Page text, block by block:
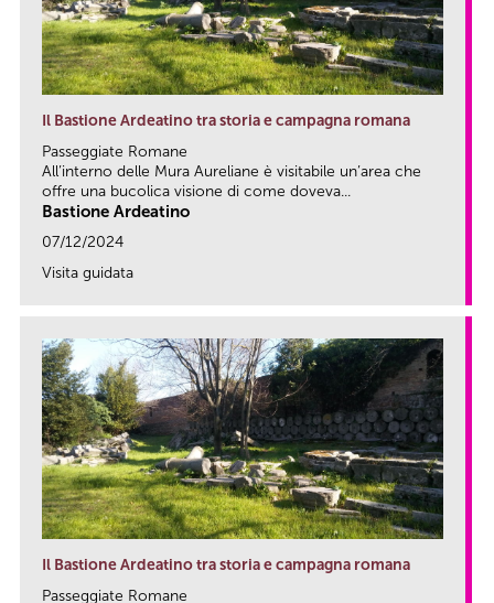
Il Bastione Ardeatino tra storia e campagna romana
Passeggiate Romane
All’interno delle Mura Aureliane è visitabile un’area che
offre una bucolica visione di come doveva...
Bastione Ardeatino
07/12/2024
Visita guidata
Il Bastione Ardeatino tra storia e campagna romana
Passeggiate Romane